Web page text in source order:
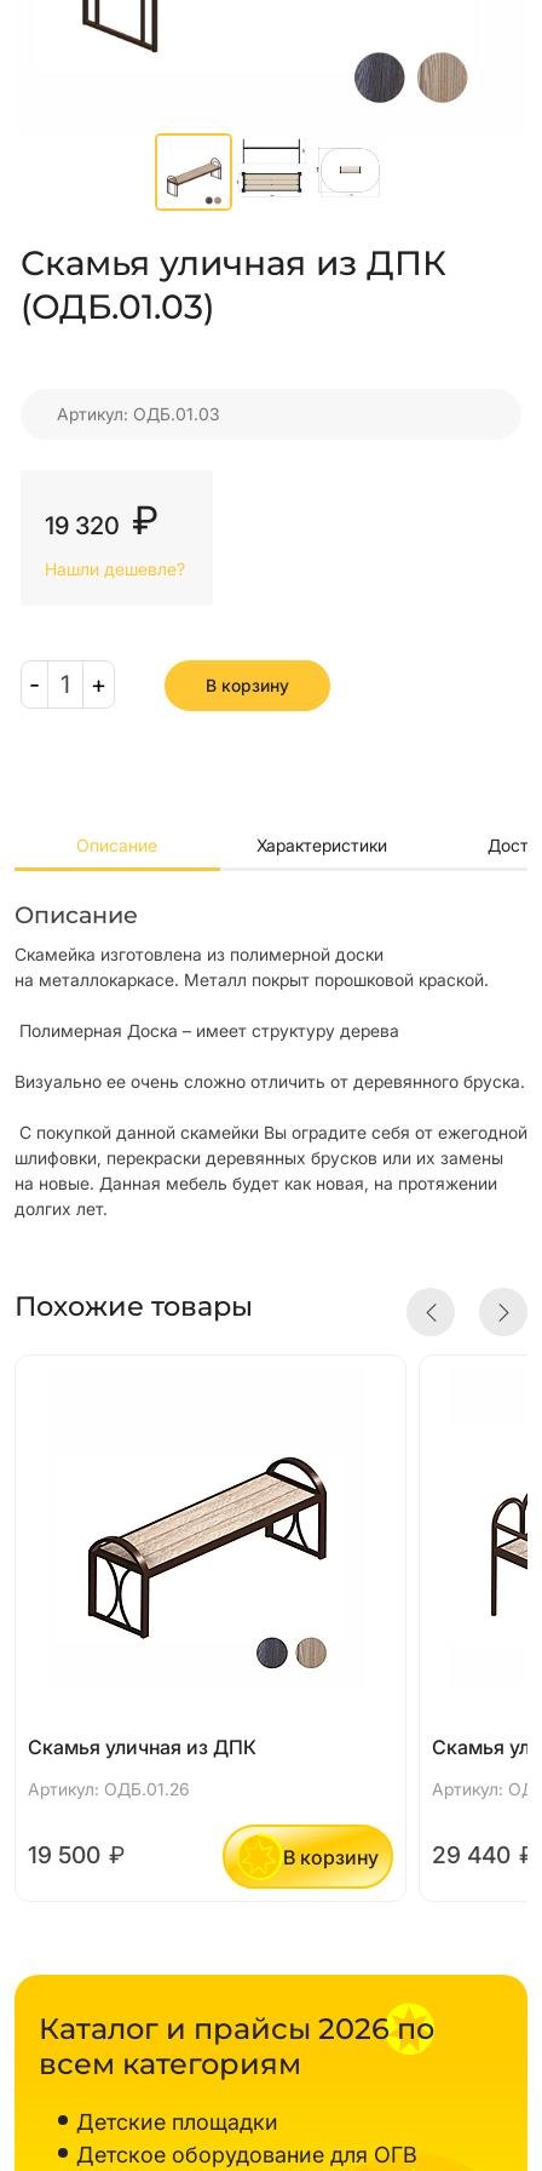
Скамья уличная из ДПК
(ОДБ.01.03)
Артикул: ОДБ.01.03
19 320 ₽
Нашли дешевле?
- 1 + В корзину
Описание Характеристики
Описание
Скамейка изготовлена из полимерной доски
на металлокаркасе. Металл покрыт порошковой краской.
Полимерная Доска – имеет структуру дерева
Визуально ее очень сложно отличить от деревянного бруска.
С покупкой данной скамейки Вы оградите себя от ежегодной
шлифовки, перекраски деревянных брусков или их замены
на новые. Данная мебель будет как новая, на протяжении
долгих лет.
Похожие товары
Скамья уличная из ДПК
Артикул: ОДБ.01.26
19 500 ₽ В корзину
Скамья
Артикул:
29 440 ₽
Каталог и прайсы 2026 по
всем категориям
Детские площадки
Детское оборудование для ОГВ